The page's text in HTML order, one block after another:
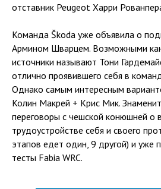
отставник Peugeot Харри
Команда Škoda уже объявила о
Армином Шварцем. Возможными
источники называют Тони
отлично проявившего себя в
Однако самым интересным
Колин Макрей + Крис Мик.
переговоры с чешской конюшней о
трудоустройстве себя и своего
этапов едет один, 9 другой) и уже
тесты Fabia WRC.